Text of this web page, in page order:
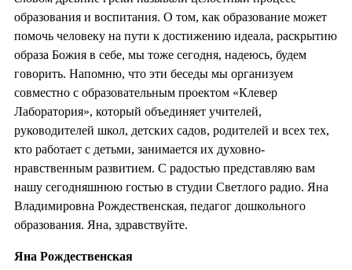
образования и воспитания. О том, как образование может
помочь человеку на пути к достижению идеала, раскрытию
образа Божия в себе, мы тоже сегодня, надеюсь, будем
говорить. Напомню, что эти беседы мы организуем
совместно с образовательным проектом «Клевер
Лаборатория», который объединяет учителей,
руководителей школ, детских садов, родителей и всех тех,
кто работает с детьми, занимается их духовно-
нравственным развитием. С радостью представляю вам
нашу сегодняшнюю гостью в студии Светлого радио. Яна
Владимировна Рождественская, педагог дошкольного
образования. Яна, здравствуйте.
Яна Рождественская